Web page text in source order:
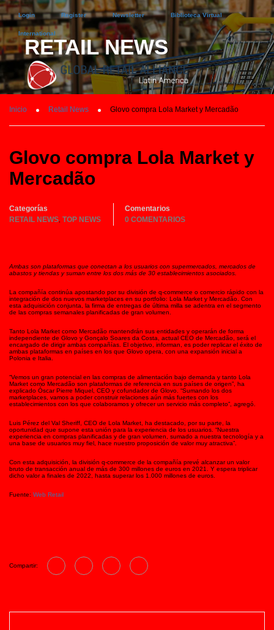
Login Register Newsletter Biblioteca Virtual
International
RETAIL NEWS
Inicio Retail News Glovo compra Lola Market y Mercadão
Glovo compra Lola Market y
Mercadão
Categorías
RETAIL NEWS TOP NEWS
Comentarios
0 COMENTARIOS
Ambas son plataformas que conectan a los usuarios con supermercados, mercados de
abastos y tiendas y suman entre los dos más de 30 establecimientos asociados.
La compañía continúa apostando por su división de q-commerce o comercio rápido con la
integración de dos nuevos marketplaces en su portfolio: Lola Market y Mercadão. Con
esta adquisición conjunta, la firma de entregas de última milla se adentra en el segmento
de las compras semanales planificadas de gran volumen.
Tanto Lola Market como Mercadão mantendrán sus entidades y operarán de forma
independiente de Glovo y Gonçalo Soares da Costa, actual CEO de Mercadão, será el
encargado de dirigir ambas compañías. El objetivo, informan, es poder replicar el éxito de
ambas plataformas en países en los que Glovo opera, con una expansión inicial a
Polonia e Italia.
“Vemos un gran potencial en las compras de alimentación bajo demanda y tanto Lola
Market como Mercadão son plataformas de referencia en sus países de origen”, ha
explicado Óscar Pierre Miquel, CEO y cofundador de Glovo. “Sumando los dos
marketplaces, vamos a poder construir relaciones aún más fuertes con los
establecimientos con los que colaboramos y ofrecer un servicio más completo”, agregó.
Luis Pérez del Val Sheriff, CEO de Lola Market, ha destacado, por su parte, la
oportunidad que supone esta unión para la experiencia de los usuarios. “Nuestra
experiencia en compras planificadas y de gran volumen, sumado a nuestra tecnología y a
una base de usuarios muy fiel, hace nuestro proposición de valor muy atractiva”.
Con esta adquisición, la división q-commerce de la compañía prevé alcanzar un valor
bruto de transacción anual de más de 300 millones de euros en 2021. Y espera triplicar
dicho valor a finales de 2022, hasta superar los 1.000 millones de euros.
Fuente: Web Retail
Compartir: